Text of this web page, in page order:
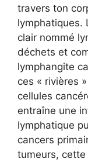
travers ton
lymphatiques.
clair nommé
déchets et
lymphangite
ces « rivières
cellules
entraîne une
lymphatique
cancers
tumeurs,